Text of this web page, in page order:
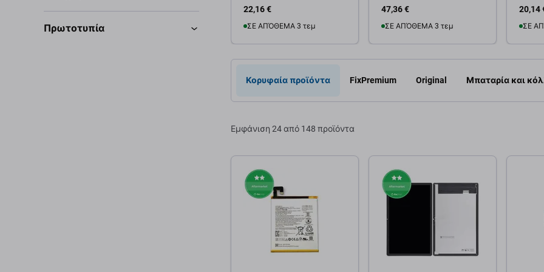
Πρωτοτυπία
22,16 €
ΣΕ ΑΠΌΘΕΜΑ 3 τεμ
Προσθήκη στο καλάθι
47,36 €
ΣΕ ΑΠΌΘΕΜΑ 3 τεμ
Προσθήκη στο καλάθι
20,14
ΣΕ
Κορυφαία προϊόντα FixPremium Original Μπαταρία και
Εμφάνιση 24 από 148 προϊόντα